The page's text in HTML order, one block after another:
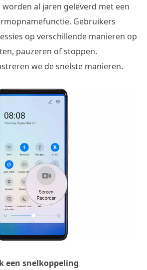
al jaren geleverd met een
Gebruikers
op verschillende manieren op
pauzeren of stoppen.
we de snelste manieren.
een snelkoppeling